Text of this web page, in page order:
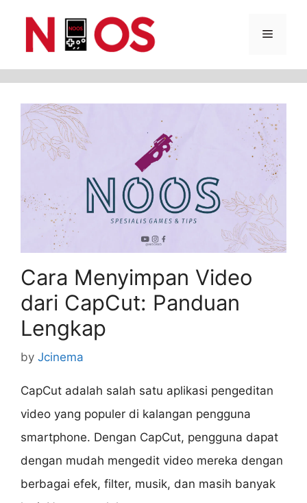
Menu
Cara Menyimpan Video
dari CapCut: Panduan
Lengkap
by Jcinema
CapCut adalah salah satu aplikasi pengeditan
video yang populer di kalangan pengguna
smartphone. Dengan CapCut, pengguna dapat
dengan mudah mengedit video mereka dengan
berbagai efek, filter, musik, dan masih banyak